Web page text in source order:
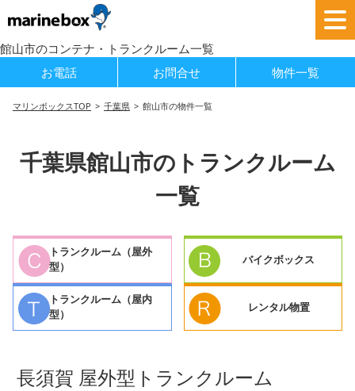
館山市のコンテナ・トランクルーム一覧
お電話
お問合せ 物件一覧
マリンボックスTOP 千葉県 館山市の物件一覧
千葉県館山市のトランクルーム
一覧
トランクルーム（屋外
型）
トランクルーム（屋内
型）
バイクボックス
レンタル物置
長須賀 屋外型トランクルーム